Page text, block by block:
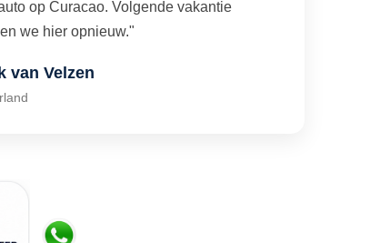
op Curacao. Volgende vakantie
we hier opnieuw."
van Velzen